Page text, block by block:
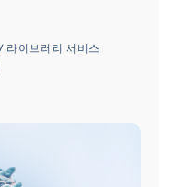
라이브러리 서비스